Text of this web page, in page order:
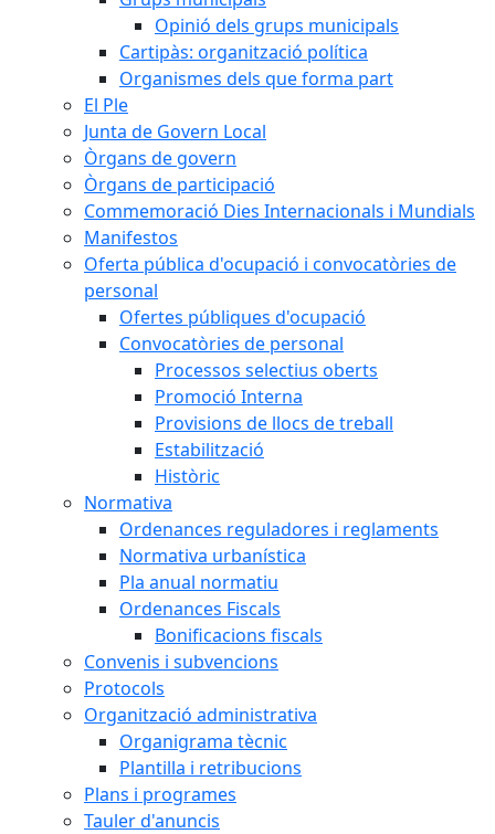
Opinió dels grups municipals
Cartipàs: organització política
Organismes dels que forma part
El Ple
Junta de Govern Local
Òrgans de govern
Òrgans de participació
Commemoració Dies Internacionals i Mundials
Manifestos
Oferta pública d'ocupació i convocatòries de
personal
Ofertes públiques d'ocupació
Convocatòries de personal
Processos selectius oberts
Promoció Interna
Provisions de llocs de treball
Estabilització
Històric
Normativa
Ordenances reguladores i reglaments
Normativa urbanística
Pla anual normatiu
Ordenances Fiscals
Bonificacions fiscals
Convenis i subvencions
Protocols
Organització administrativa
Organigrama tècnic
Plantilla i retribucions
Plans i programes
Tauler d'anuncis